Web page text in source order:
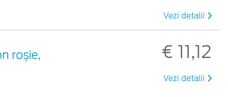
Vezi detalii
roșie,
€ 11,12
Vezi detalii